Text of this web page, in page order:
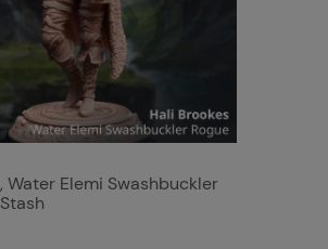
Water Elemi Swashbuckler